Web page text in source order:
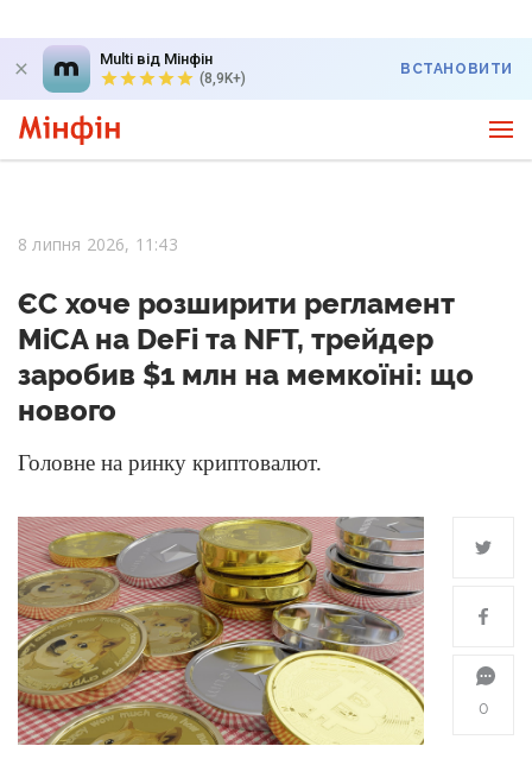
Multi від Мінфін
(8,9K+)
ВСТАНОВИТИ
8 липня 2026, 11:43
ЄС хоче розширити регламент
MiCA на DeFi та NFT, трейдер
заробив $1 млн на мемкоїні: що
нового
Головне на ринку криптовалют.
0